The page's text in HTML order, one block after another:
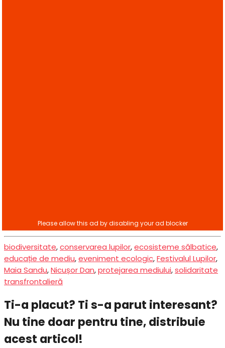
biodiversitate,conservarea lupilor,ecosisteme sălbatice,
educație de mediu,eveniment ecologic,Festivalul Lupilor,
Maia Sandu,Nicușor Dan,protejarea mediului,solidaritate
transfrontalieră
Ti-a placut? Ti s-a parut interesant?
Nu tine doar pentru tine, distribuie
acest articol!